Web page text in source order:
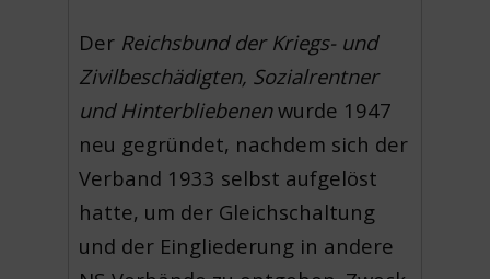
Der Reichsbund der Kriegs- und
Zivilbeschädigten, Sozialrentner
und Hinterbliebenenwurde 1947
neu gegründet, nachdem sich der
Verband 1933 selbst aufgelöst
hatte, um der Gleichschaltung
und der Eingliederung in andere